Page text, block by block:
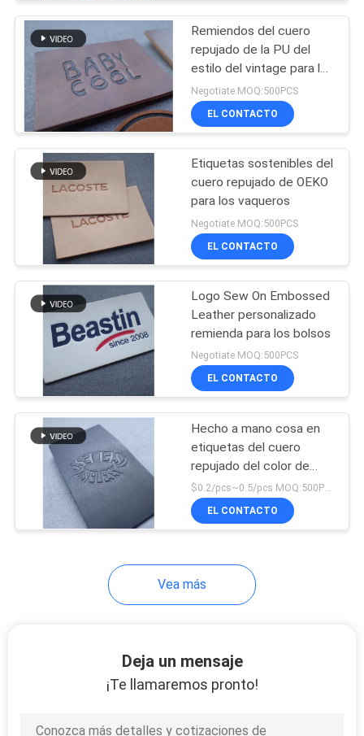
Banda elástica
impresa
Cordón del cierre de
tira
Tirador del
resbalador de la
cremallera
Remiendos del cuero
repujado de la PU del
estilo del vintage para los
zapatos
Negotiate MOQ:500PCS
EL CONTACTO
Etiquetas sostenibles del
cuero repujado de OEKO
para los vaqueros
Negotiate MOQ:500PCS
EL CONTACTO
Logo Sew On Embossed
Leather personalizado
remienda para los bolsos
Negotiate MOQ:500PCS
EL CONTACTO
Hecho a mano cosa en
etiquetas del cuero
repujado del color de
CMYK
$0.2/pcs~0.5/pcs MOQ:500PCS
EL CONTACTO
Vea más
Deja un mensaje
¡Te llamaremos pronto!